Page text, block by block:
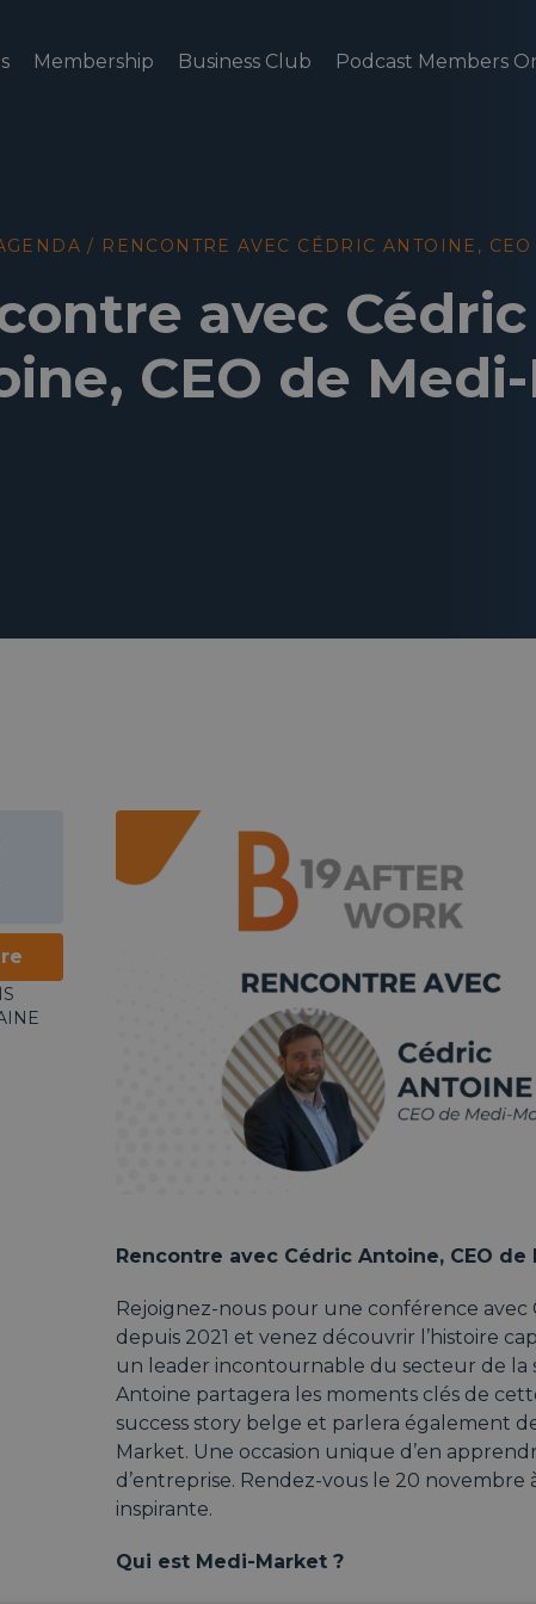
Membership Business Club Podcast Members
/ RENCONTRE AVEC CÉDRIC ANTOINE,
avec Cédric
CEO de
Rencontre avec Cédric Antoine, CEO
Rejoignez-nous pour une conférence avec
depuis 2021 et venez découvrir l’histoire
un leader incontournable du secteur de la
Antoine partagera les moments clés de
success story belge et parlera également
Market. Une occasion unique d’en
d’entreprise. Rendez-vous le 20
inspirante.
Qui est Medi-Market ?